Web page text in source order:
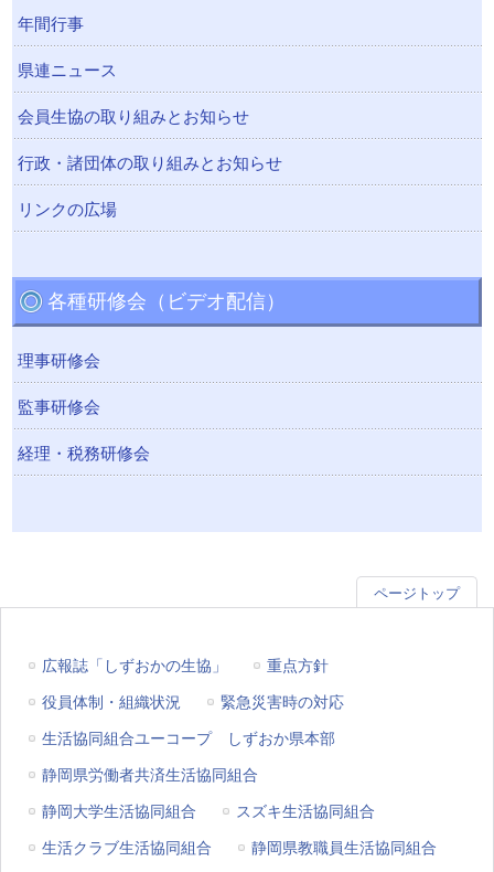
年間行事
県連ニュース
会員生協の取り組みとお知らせ
行政・諸団体の取り組みとお知らせ
リンクの広場
各種研修会（ビデオ配信）
理事研修会
監事研修会
経理・税務研修会
ページトップ
広報誌「しずおかの生協」 重点方針
役員体制・組織状況 緊急災害時の対応
生活協同組合ユーコープ しずおか県本部
静岡県労働者共済生活協同組合
静岡大学生活協同組合 スズキ生活協同組合
生活クラブ生活協同組合 静岡県教職員生活協同組合